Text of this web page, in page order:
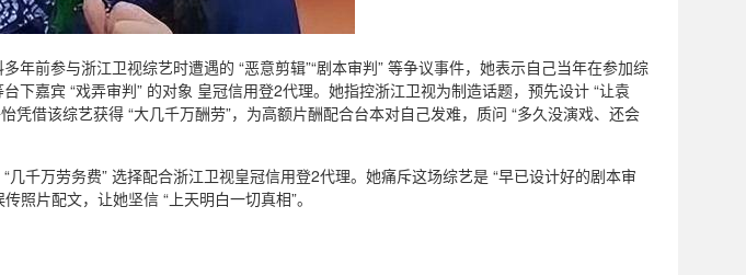
年前参与浙江卫视综艺时遭遇的 “恶意剪辑”“剧本审判” 等争议事件，她表示自己当年在参加综
下嘉宾 “戏弄审判” 的对象 皇冠信用登2代理。她指控浙江卫视为制造话题，预先设计 “让袁
凭借该综艺获得 “大几千万酬劳”，为高额片酬配合台本对自己发难，质问 “多久没演戏、还会
千万劳务费” 选择配合浙江卫视皇冠信用登2代理。她痛斥这场综艺是 “早已设计好的剧本审
照片配文，让她坚信 “上天明白一切真相”。